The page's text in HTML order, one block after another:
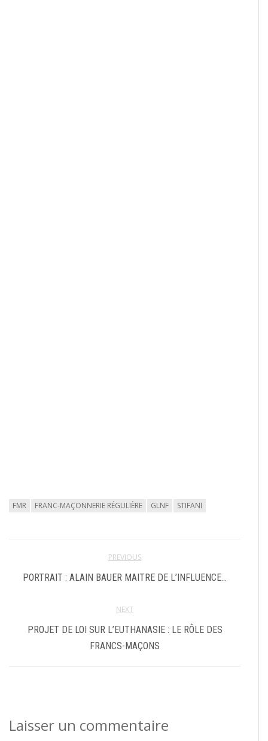
FMR FRANC-MAÇONNERIE RÉGULIÈRE GLNF STIFANI
PREVIOUS
PORTRAIT : ALAIN BAUER MAITRE DE L’INFLUENCE…
NEXT
PROJET DE LOI SUR L’EUTHANASIE : LE RÔLE DES
FRANCS-MAÇONS
Laisser un commentaire